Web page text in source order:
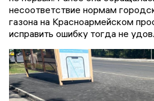
несоответствие нормам
газона на Красноармейском
исправить ошибку тогда не